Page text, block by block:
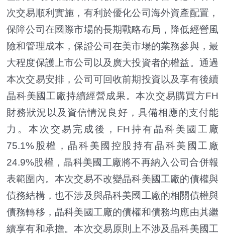
次交易順利實施，有利於優化公司海外資產配置，
保障公司在國際市場的長期戰略布局，降低經營風
險和管理成本，保證公司在美市場的業務參與，最
大程度保護上市公司以及廣大投資者的權益。通過
本次交易安排，公司可回收前期投資以及享有後續
晶科美國工廠持續經營成果。本次交易購買方FH
財務狀況以及資信情況良好，具備相應的支付能
力。本次交易完成後，FH持有晶科美國工廠
75.1%股權，晶科美國控股持有晶科美國工廠
24.9%股權，晶科美國工廠將不再納入公司合併報
表範圍內。本次交易不改變晶科美國工廠的債權與
債務結構，也不涉及與晶科美國工廠的相關債權與
債務轉移，晶科美國工廠的債權和債務均應由其繼
續享有和承擔。本次交易原則上不涉及晶科美國工